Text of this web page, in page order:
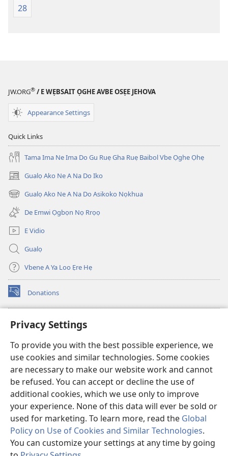
Privacy Settings
To provide you with the best possible experience, we
use cookies and similar technologies. Some cookies
are necessary to make our website work and cannot
be refused. You can accept or decline the use of
additional cookies, which we use only to improve
your experience. None of this data will ever be sold or
used for marketing. To learn more, read the Global
Policy on Use of Cookies and Similar Technologies.
You can customize your settings at any time by going
Ẹre
28
JW.ORG® / E WẸBSAIT ỌGHE AVBE OSẸE JEHOVA
Appearance Settings
Quick Links
Tama Ima Ne Ima Do Gu Ruẹ Gha Ruẹ Baibol Vbe Ọghe Ọhẹ
Gualọ Ako Ne A Na Do Iko
(opens
new
window)
Gualọ Ako Ne A Na Do Asikoko Nọkhua
(opens
new
window)
De Emwi Ọgbọn Nọ Rrọọ
E Vidio
Gualọ
Vbene A Ya Loo Ẹre Hẹ
Donations
(opens
new
Aza Ebe Ọghe Watchtower Nọ Rre Intanẹt
(opens
window)JW Hub
(opens
new
window)JW Library
Watchtower Library
Copyright© 2026 Watch Tower Bible and Tract Society of Pennsylvania.
ILELE NA YA LOO ẸRE|ILELE NỌ DIA AYAHỌMWAEHỌ OGHE OBỌ RUẸ